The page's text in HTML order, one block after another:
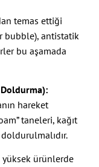
temas ettiği
bubble), antistatik
bu aşamada
hareket
taneleri, kağıt
yüksek ürünlerde